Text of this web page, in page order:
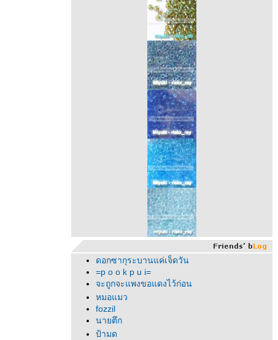
ดอกซากุระบานแค่เจ็ดวัน
=p o o k p u i=
จะถูกจะแพงขอแดงไว้ก่อน
หมอแมว
fozzil
นายตึก
ป้ามด